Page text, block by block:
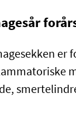
er